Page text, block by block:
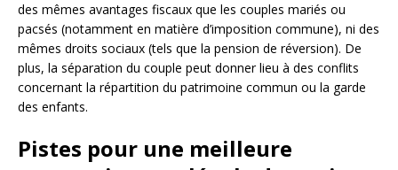
des mêmes avantages fiscaux que les couples mariés ou
pacsés (notamment en matière d’imposition commune), ni des
mêmes droits sociaux (tels que la pension de réversion). De
plus, la séparation du couple peut donner lieu à des conflits
concernant la répartition du patrimoine commun ou la garde
des enfants.
Pistes pour une meilleure